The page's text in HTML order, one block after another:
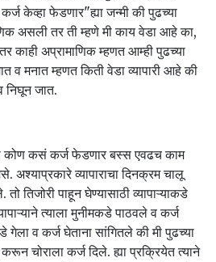
केव्हा फेडणार"ह्या जन्मी की पुढच्या
असली तर ती म्हणे मी काय वेडा आहे का,
काही अप्रामाणिक म्हणत आम्ही पुढच्या
मनात म्हणत किती वेडा व्यापारी आहे की
निघून जात.
कोण कसं कर्ज फेडणार बस्स एवढच काम
अश्याप्रकारे व्यापाराचा दिनक्रम चालू
तिजोरी पाहून घेण्यासाठी व्यापाऱ्याकडे
त्याला मुनीमकडे पाठवले व कर्ज
गेला व कर्ज घेताना सांगितले की मी पुढच्या
चोराला कर्ज दिले. ह्या प्रक्रियेत त्याने